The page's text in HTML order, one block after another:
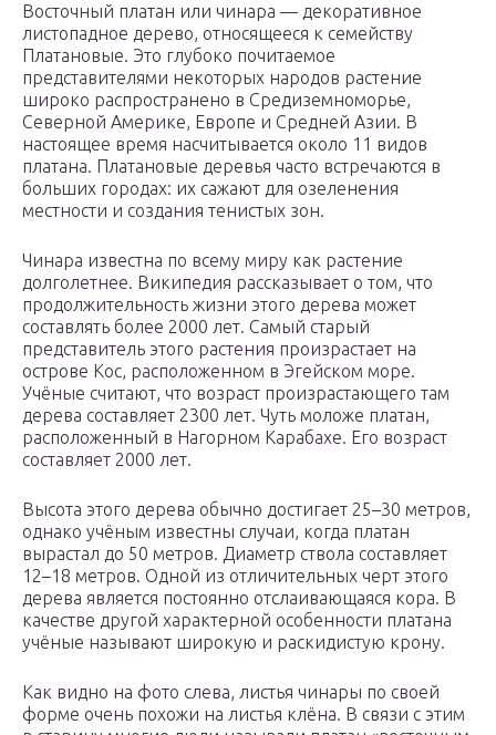
Восточный платан или чинара — декоративное
листопадное дерево, относящееся к семейству
Платановые. Это глубоко почитаемое
представителями некоторых народов растение
широко распространено в Средиземноморье,
Северной Америке, Европе и Средней Азии. В
настоящее время насчитывается около 11 видов
платана. Платановые деревья часто встречаются в
больших городах: их сажают для озеленения
местности и создания тенистых зон.
Чинара известна по всему миру как растение
долголетнее. Википедия рассказывает о том, что
продолжительность жизни этого дерева может
составлять более 2000 лет. Самый старый
представитель этого растения произрастает на
острове Кос, расположенном в Эгейском море.
Учёные считают, что возраст произрастающего там
дерева составляет 2300 лет. Чуть моложе платан,
расположенный в Нагорном Карабахе. Его возраст
составляет 2000 лет.
Высота этого дерева обычно достигает 25–30 метров,
однако учёным известны случаи, когда платан
вырастал до 50 метров. Диаметр ствола составляет
12–18 метров. Одной из отличительных черт этого
дерева является постоянно отслаивающаяся кора. В
качестве другой характерной особенности платана
учёные называют широкую и раскидистую крону.
Как видно на фото слева, листья чинары по своей
форме очень похожи на листья клёна. В связи с этим